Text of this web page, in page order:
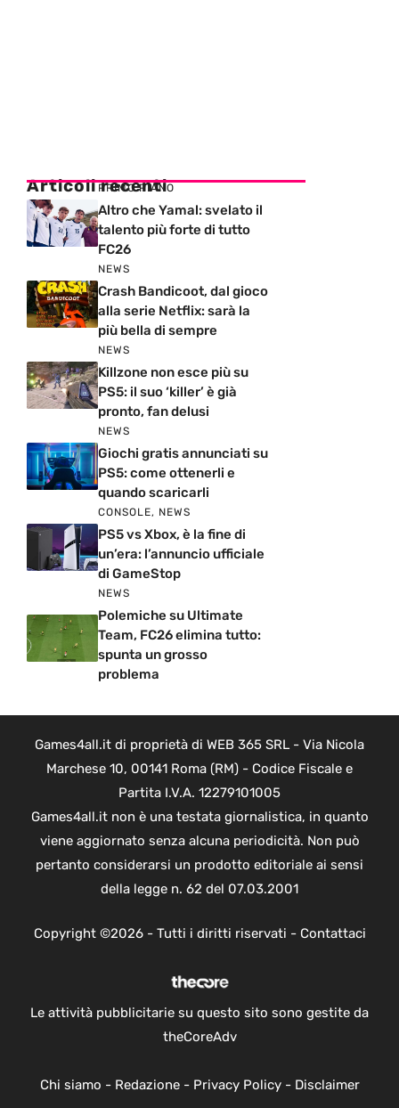
Articoli recenti
PRIMO PIANO
Altro che Yamal: svelato il
talento più forte di tutto
FC26
NEWS
Crash Bandicoot, dal gioco
alla serie Netflix: sarà la
più bella di sempre
NEWS
Killzone non esce più su
PS5: il suo ‘killer’ è già
pronto, fan delusi
NEWS
Giochi gratis annunciati su
PS5: come ottenerli e
quando scaricarli
CONSOLE, NEWS
PS5 vs Xbox, è la fine di
un’era: l’annuncio ufficiale
di GameStop
NEWS
Polemiche su Ultimate
Team, FC26 elimina tutto:
spunta un grosso
problema
Games4all.it di proprietà di WEB 365 SRL - Via Nicola
Marchese 10, 00141 Roma (RM) - Codice Fiscale e
Partita I.V.A. 12279101005
Games4all.it non è una testata giornalistica, in quanto
viene aggiornato senza alcuna periodicità. Non può
pertanto considerarsi un prodotto editoriale ai sensi
della legge n. 62 del 07.03.2001
Copyright ©2026 - Tutti i diritti riservati - Contattaci
Le attività pubblicitarie su questo sito sono gestite da
theCoreAdv
Chi siamo - Redazione- Privacy Policy- Disclaimer